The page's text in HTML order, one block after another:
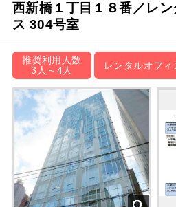
西新橋１丁目１８番／レン
ス 304号室
推奨利用人数
3人～4人
レンタルオフィ